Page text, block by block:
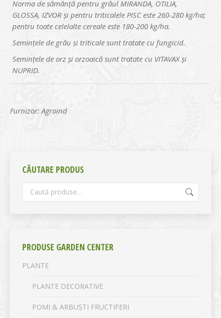
Norma de sămânță pentru grâul MIRANDA, OTILIA,
GLOSSA, IZVOR și pentru triticalele PISC este 260-280 kg/ha;
pentru toate celelalte cereale este 180-200 kg/ha.
Seminţele de grâu și triticale sunt tratate cu fungicid.
Semințele de orz și orzoaică sunt tratate cu VITAVAX și
NUPRID.
Furnizor: Agroind
CĂUTARE PRODUS
PRODUSE GARDEN CENTER
PLANTE
PLANTE DECORATIVE
POMI & ARBUȘTI FRUCTIFERI